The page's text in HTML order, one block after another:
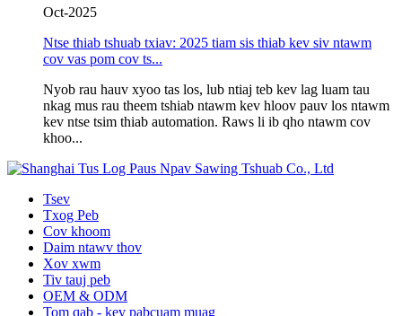
Oct-2025
Ntse thiab tshuab txiav: 2025 tiam sis thiab kev siv ntawm
cov vas pom cov ts...
Nyob rau hauv xyoo tas los, lub ntiaj teb kev lag luam tau
nkag mus rau theem tshiab ntawm kev hloov pauv los ntawm
kev ntse tsim thiab automation. Raws li ib qho ntawm cov
khoo...
Tsev
Txog Peb
Cov khoom
Daim ntawv thov
Xov xwm
Tiv tauj peb
OEM & ODM
Tom qab - kev pabcuam muag